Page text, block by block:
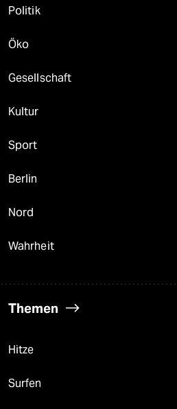
Politik
Öko
Gesellschaft
Kultur
Sport
Berlin
Nord
Wahrheit
Themen
Hitze
Surfen